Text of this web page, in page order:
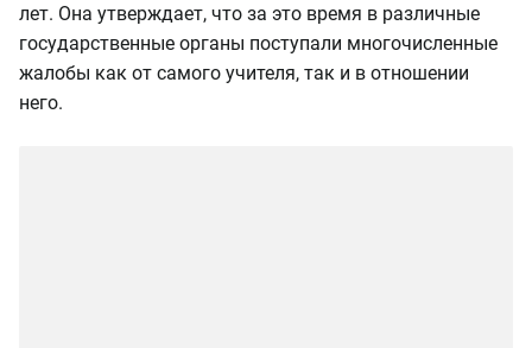
лет. Она утверждает, что за это время в различные
государственные органы поступали многочисленные
жалобы как от самого учителя, так и в отношении
него.